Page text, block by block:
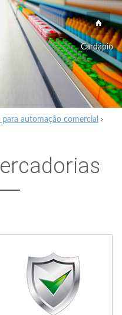
Cardápio
para automação comercial
›